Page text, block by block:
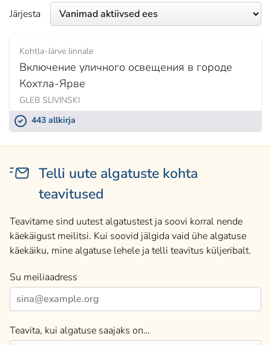
Järjesta
Kohtla-Järve linnale
Включение уличного освещения в городе
Кохтла-Ярве
GLEB SLIVINSKI
443 allkirja
Telli uute algatuste kohta
teavitused
Teavitame sind uutest algatustest ja soovi korral nende
käekäigust meilitsi. Kui soovid jälgida vaid ühe algatuse
käekäiku, mine algatuse lehele ja telli teavitus küljeribalt.
Su meiliaadress
Teavita, kui algatuse saajaks on…